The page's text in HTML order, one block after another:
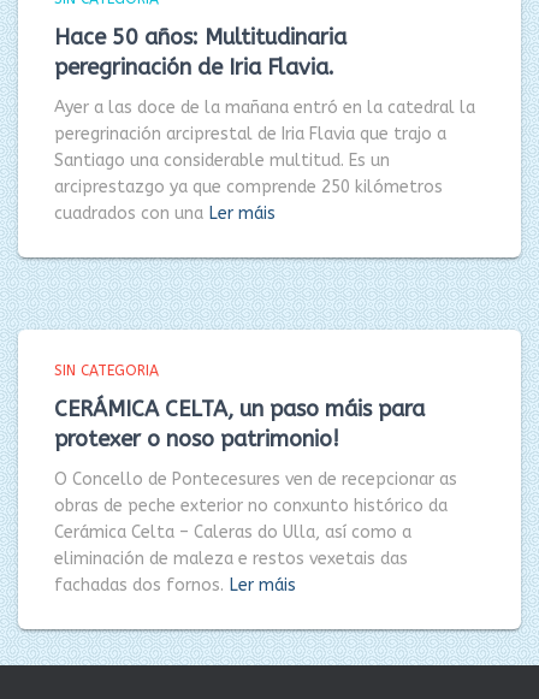
Hace 50 años: Multitudinaria
peregrinación de Iria Flavia.
Ayer a las doce de la mañana entró en la catedral la
peregrinación arciprestal de Iria Flavia que trajo a
Santiago una considerable multitud. Es un
arciprestazgo ya que comprende 250 kilómetros
cuadrados con una Ler máis
SIN CATEGORIA
CERÁMICA CELTA, un paso máis para
protexer o noso patrimonio!
O Concello de Pontecesures ven de recepcionar as
obras de peche exterior no conxunto histórico da
Cerámica Celta – Caleras do Ulla, así como a
eliminación de maleza e restos vexetais das
fachadas dos fornos. Ler máis